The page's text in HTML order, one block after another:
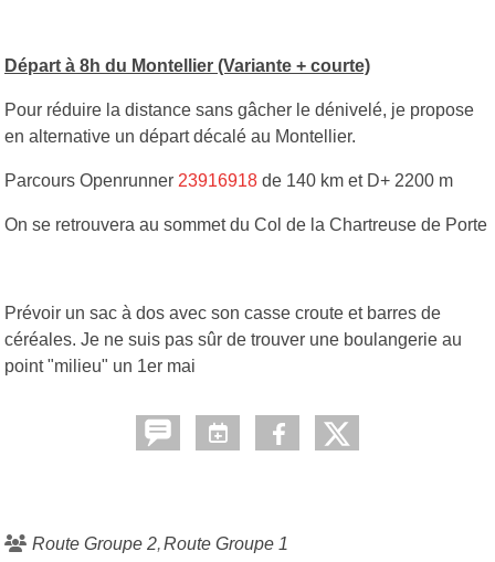
Départ à 8h du Montellier (Variante + courte)
Pour réduire la distance sans gâcher le dénivelé, je propose
en alternative un départ décalé au Montellier.
Parcours Openrunner 23916918 de 140 km et D+ 2200 m
On se retrouvera au sommet du Col de la Chartreuse de Porte
Prévoir un sac à dos avec son casse croute et barres de
céréales. Je ne suis pas sûr de trouver une boulangerie au
point "milieu" un 1er mai
Route Groupe 2 Route Groupe 1